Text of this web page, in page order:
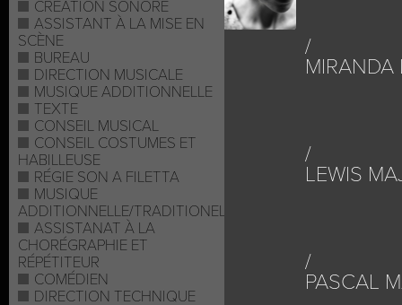
CRÉATION SONORE
ASSISTANT À LA MISE EN
SCÈNE
BUREAU
DIRECTION MUSICALE
MUSIQUE ADDITIONNELLE
TEXTE
CONSEIL MUSICAL
CONSEIL COSTUMES ET
HABILLEUSE
RÉGIE SON A FILETTA
MUSIQUE
ADDITIONNELLE/TRADITIONELLE
ASSISTANAT À LA
CHORÉGRAPHIE ET
RÉPÉTITEUR
COMÉDIEN
DIRECTION TECHNIQUE
MIRANDA
LEWIS
PASCAL